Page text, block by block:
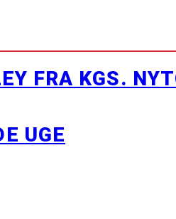
FRA KGS.
UGE